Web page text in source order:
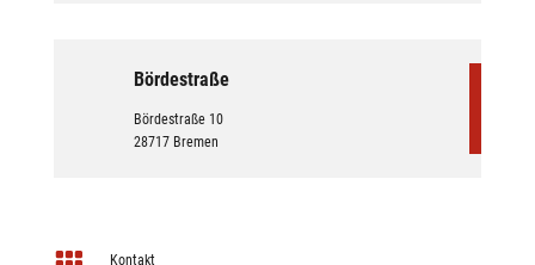
Bördestraße
Bördestraße 10
28717 Bremen
Kontakt